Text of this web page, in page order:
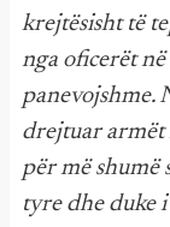
krejtësisht të
nga oficerët
panevojshme.
drejtuar armët
për më shumë
tyre dhe duke